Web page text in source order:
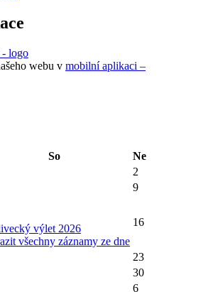
webu v mobilní aplikaci –
So
Ne
2
9
výlet 2026
všechny záznamy ze dne
16
23
30
6